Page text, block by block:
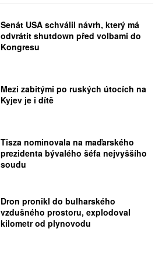
Senát USA schválil návrh, který má
odvrátit shutdown před volbami do
Kongresu
Mezi zabitými po ruských útocích na
Kyjev je i dítě
Tisza nominovala na maďarského
prezidenta bývalého šéfa nejvyššího
soudu
Dron pronikl do bulharského
vzdušného prostoru, explodoval
kilometr od plynovodu